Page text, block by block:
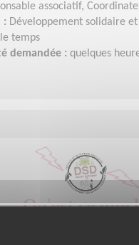
associatif,
: Développement solidaire
le temps
demandée : quelques